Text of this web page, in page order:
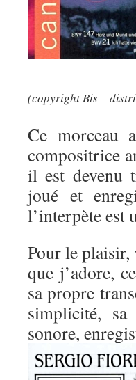
(copyright Bis –
Ce morceau
compositrice
il est devenu
joué et
l’interpète est
Pour le plaisir,
que j’adore,
sa propre
simplicité,
sonore,